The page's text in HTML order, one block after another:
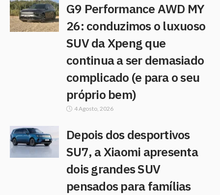
G9 Performance AWD MY
26: conduzimos o luxuoso
SUV da Xpeng que
continua a ser demasiado
complicado (e para o seu
próprio bem)
4 Agosto, 2026
Depois dos desportivos
SU7, a Xiaomi apresenta
dois grandes SUV
pensados para famílias